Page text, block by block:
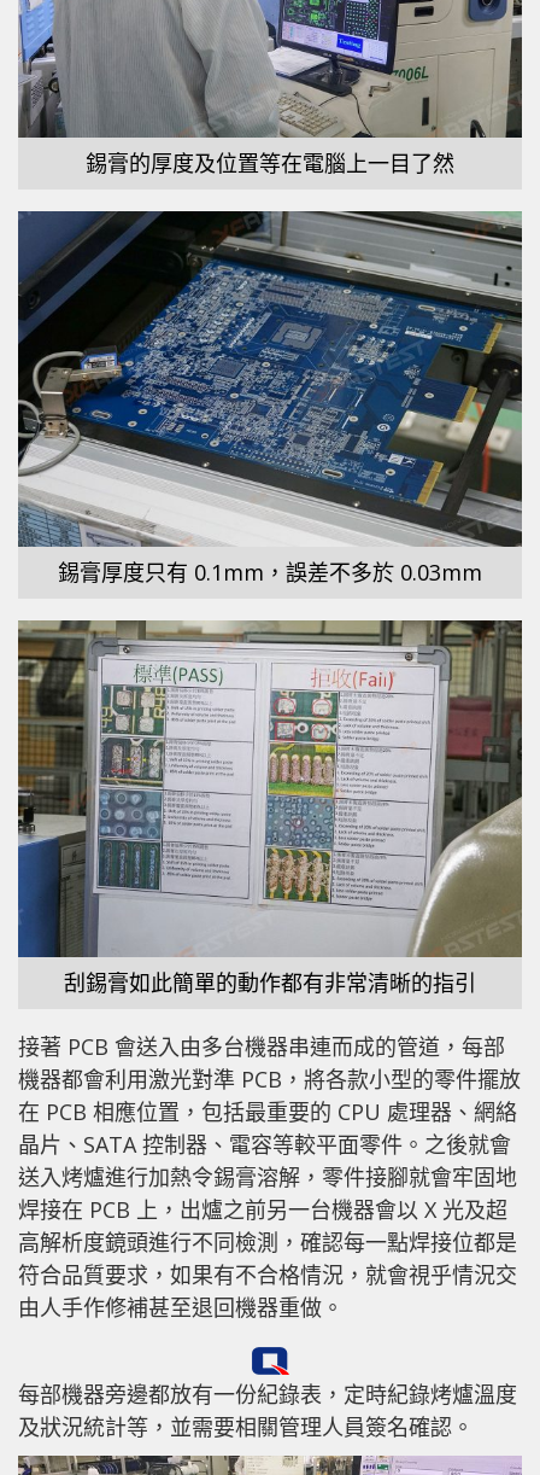
錫膏的厚度及位置等在電腦上一目了然
錫膏厚度只有 0.1mm，誤差不多於 0.03mm
刮錫膏如此簡單的動作都有非常清晰的指引
接著 PCB 會送入由多台機器串連而成的管道，每部
機器都會利用激光對準 PCB，將各款小型的零件擺放
在 PCB 相應位置，包括最重要的 CPU 處理器、網絡
晶片、SATA 控制器、電容等較平面零件。之後就會
送入烤爐進行加熱令錫膏溶解，零件接腳就會牢固地
焊接在 PCB 上，出爐之前另一台機器會以 X 光及超
高解析度鏡頭進行不同檢測，確認每一點焊接位都是
符合品質要求，如果有不合格情況，就會視乎情況交
由人手作修補甚至退回機器重做。
每部機器旁邊都放有一份紀錄表，定時紀錄烤爐溫度
及狀況統計等，並需要相關管理人員簽名確認。